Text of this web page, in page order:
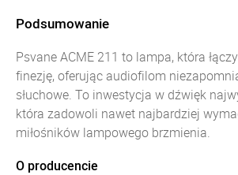
Podsumowanie
Psvane ACME 211 to lampa, która
finezję, oferując audiofilom
słuchowe. To inwestycja w dźwięk
która zadowoli nawet najbardziej
miłośników lampowego brzmienia.
O producencie